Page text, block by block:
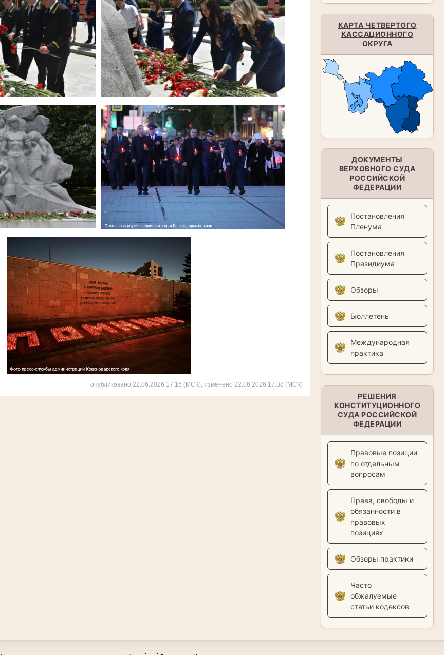
КАРТА ЧЕТВЕРТОГО
КАССАЦИОННОГО
ОКРУГА
ДОКУМЕНТЫ
ВЕРХОВНОГО СУДА
РОССИЙСКОЙ
ФЕДЕРАЦИИ
Постановления
Пленума
Постановления
Президиума
Обзоры
Бюллетень
Международная
практика
РЕШЕНИЯ
КОНСТИТУЦИОННОГО
СУДА РОССИЙСКОЙ
ФЕДЕРАЦИИ
Правовые позиции
по отдельным
вопросам
Права, свободы и
обязанности в
правовых
позициях
Обзоры практики
Часто
обжалуемые
статьи кодексов
опубликовано 22.06.2026 17:16 (МСК), изменено 22.06.2026 17:38 (МСК)